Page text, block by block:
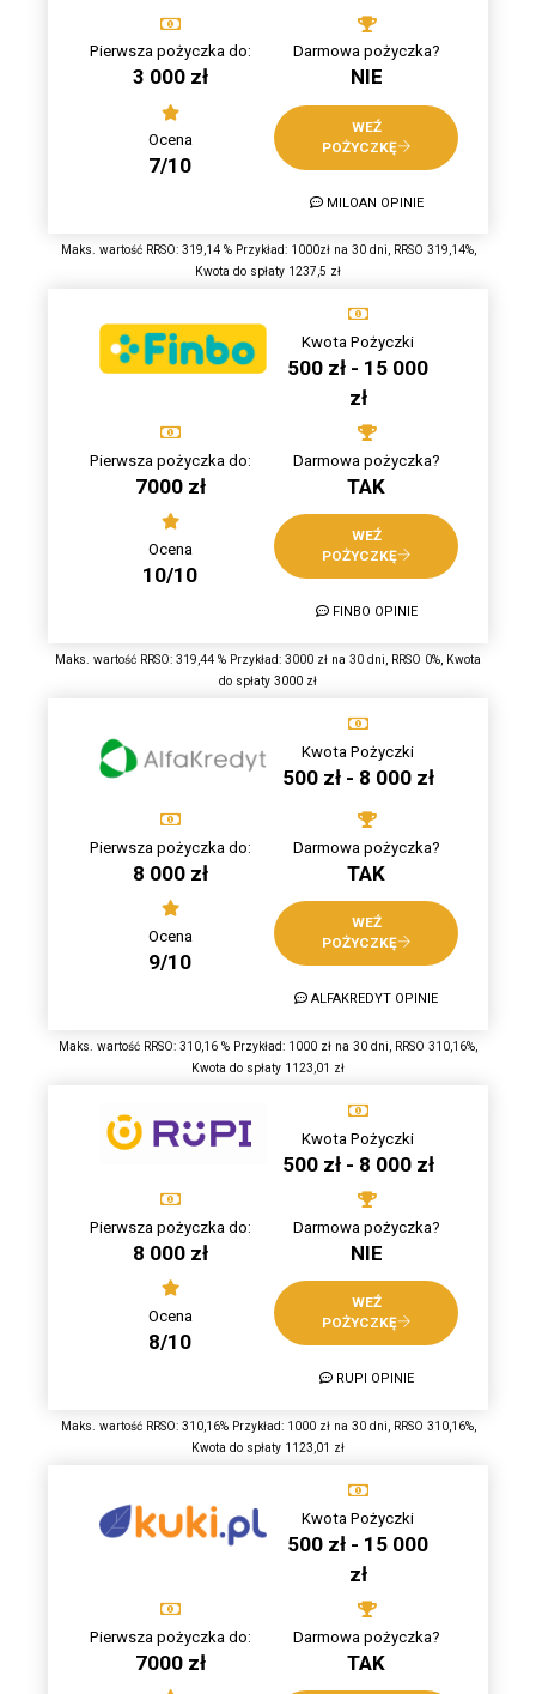
Pierwsza pożyczka do:
3 000 zł
Darmowa pożyczka?
NIE
Ocena
7/10
WEŹ
POŻYCZKĘ
MILOAN OPINIE
Maks. wartość RRSO: 319,14 % Przykład: 1000zł na 30 dni, RRSO 319,14%,
Kwota do spłaty 1237,5 zł
Kwota Pożyczki
500 zł - 15 000
zł
Pierwsza pożyczka do:
7000 zł
Darmowa pożyczka?
TAK
Ocena
10/10
WEŹ
POŻYCZKĘ
FINBO OPINIE
Maks. wartość RRSO: 319,44 % Przykład: 3000 zł na 30 dni, RRSO 0%, Kwota
do spłaty 3000 zł
Kwota Pożyczki
500 zł - 8 000 zł
Pierwsza pożyczka do:
8 000 zł
Darmowa pożyczka?
TAK
Ocena
9/10
WEŹ
POŻYCZKĘ
ALFAKREDYT OPINIE
Maks. wartość RRSO: 310,16 % Przykład: 1000 zł na 30 dni, RRSO 310,16%,
Kwota do spłaty 1123,01 zł
Kwota Pożyczki
500 zł - 8 000 zł
Pierwsza pożyczka do:
8 000 zł
Darmowa pożyczka?
NIE
Ocena
8/10
WEŹ
POŻYCZKĘ
RUPI OPINIE
Maks. wartość RRSO: 310,16% Przykład: 1000 zł na 30 dni, RRSO 310,16%,
Kwota do spłaty 1123,01 zł
Kwota Pożyczki
500 zł - 15 000
zł
Pierwsza pożyczka do:
7000 zł
Darmowa pożyczka?
TAK